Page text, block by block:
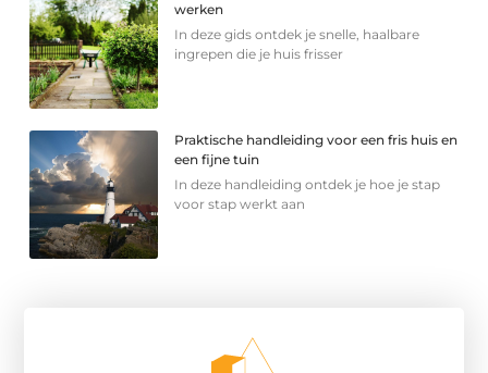
werken
In deze gids ontdek je snelle, haalbare
ingrepen die je huis frisser
Praktische handleiding voor een fris huis en
een fijne tuin
In deze handleiding ontdek je hoe je stap
voor stap werkt aan